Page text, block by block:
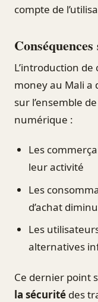
compte de
L’introduction
money au Mali a
sur l’ensemble
numérique :
Les
leur activité
Les
d’achat
Les
alternatives
Ce dernier point
la sécurité des